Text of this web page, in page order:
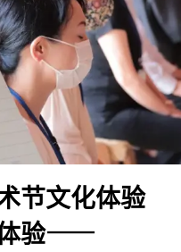
节文化体验
验——